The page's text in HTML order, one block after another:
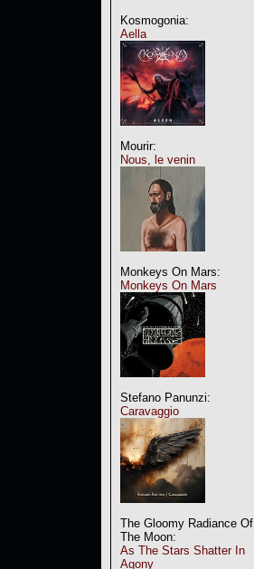
Kosmogonia:
Aella
Mourir:
Nous, le venin
Monkeys On Mars:
Monkeys On Mars
Stefano Panunzi:
Caravaggio
The Gloomy Radiance Of
The Moon:
As The Stars Shatter In
Agony